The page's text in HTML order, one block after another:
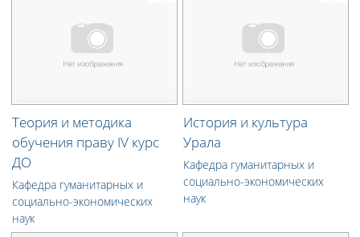
Теория и методика
обучения праву IV курс
ДО
Кафедра гуманитарных и
социально-экономических
наук
История и культура
Урала
Кафедра гуманитарных и
социально-экономических
наук